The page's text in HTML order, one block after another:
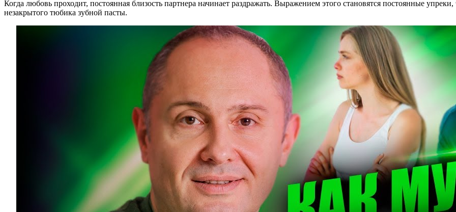
Когда любовь проходит, постоянная близость партнера начинает раздражать. Выражением этого становятся постоянные
незакрытого тюбика зубной пасты.